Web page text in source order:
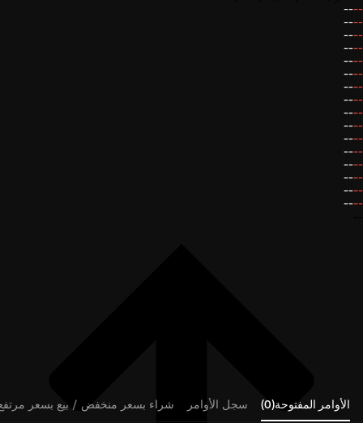
--
--
--
--
--
--
--
--
--
--
--
--
--
--
--
--
--
--
--
--
--
--
--
--
--
--
--
--
--
--
--
--
الأوامر المفتوحة(0) سجل الأوامر
شراء بسعر منخفض / بيع بسعر مرتفع